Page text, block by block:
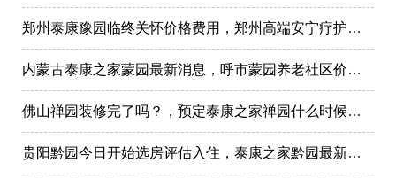
郑州泰康豫园临终关怀价格费用，郑州高端安宁疗护在哪里
内蒙古泰康之家蒙园最新消息，呼市蒙园养老社区价格表
佛山禅园装修完了吗？，预定泰康之家禅园什么时候选房入住?
贵阳黔园今日开始选房评估入住，泰康之家黔园最新动态